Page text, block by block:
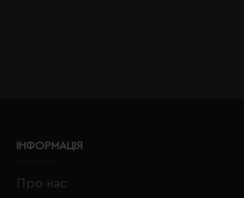
ІНФОРМАЦІЯ
Про нас